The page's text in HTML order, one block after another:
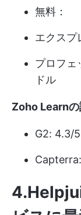
無料：
エクスプ
プロフェ
ドル
Zoho Learn
G2: 4.3/